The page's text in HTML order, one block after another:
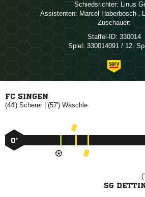
Schiedsrichter: 
Assistenten:   ,
Zuschauer:
Staffel-ID: 330014
Spiel: 330014091 / 12.
FC SINGEN
(44') | (57') 
0’
SG